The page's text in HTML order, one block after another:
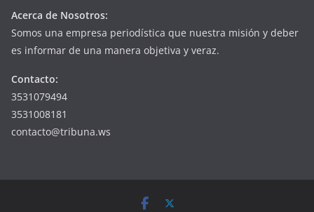
Acerca de Nosotros:
Somos una empresa periodística que nuestra misión y deber
es informar de una manera objetiva y veraz.
Contacto:
3531079494
3531008181
contacto@tribuna.ws